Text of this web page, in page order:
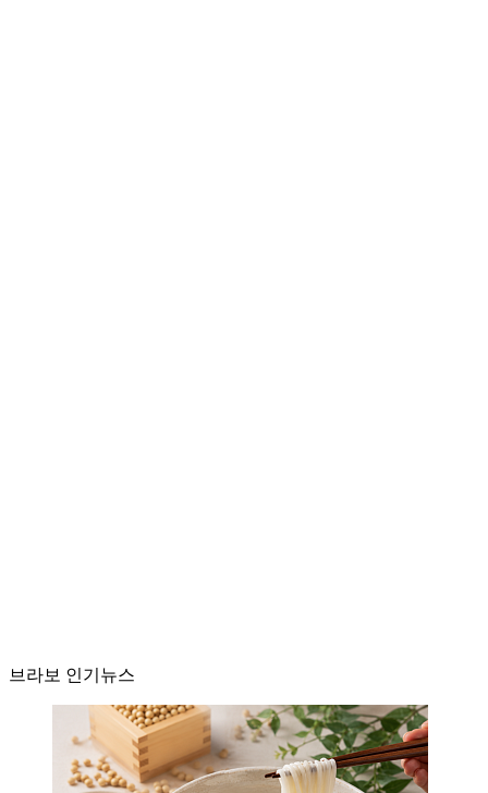
브라보 인기뉴스